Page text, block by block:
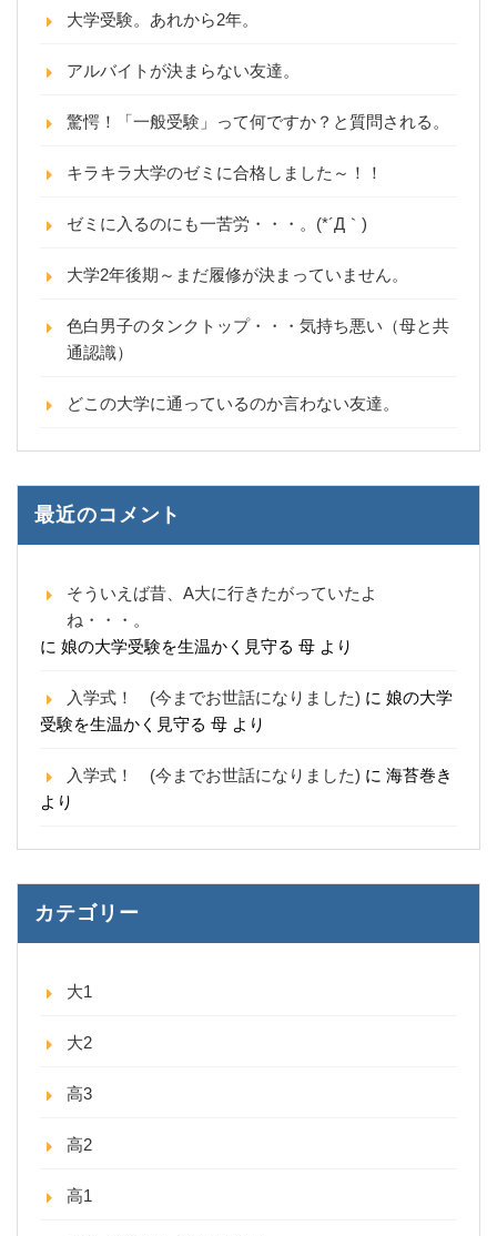
大学受験。あれから2年。
アルバイトが決まらない友達。
驚愕！「一般受験」って何ですか？と質問される。
キラキラ大学のゼミに合格しました～！！
ゼミに入るのにも一苦労・・・。(*´Д｀)
大学2年後期～まだ履修が決まっていません。
色白男子のタンクトップ・・・気持ち悪い（母と共
通認識）
どこの大学に通っているのか言わない友達。
最近のコメント
そういえば昔、A大に行きたがっていたよ
ね・・・。
に 娘の大学受験を生温かく見守る 母 より
入学式！ (今までお世話になりました) に 娘の大学
受験を生温かく見守る 母 より
入学式！ (今までお世話になりました) に 海苔巻き
より
カテゴリー
大1
大2
高3
高2
高1